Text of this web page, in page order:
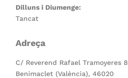
Dilluns i Diumenge:
Tancat
Adreça
C/ Reverend Rafael Tramoyeres 8
Benimaclet (València), 46020